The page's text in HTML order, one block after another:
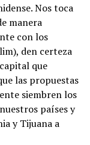
Nos toca
manera
con los
den certeza
que
las propuestas
siembren los
países y
y Tijuana a